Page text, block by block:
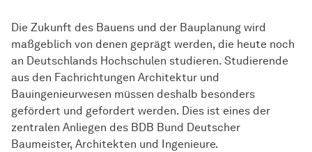
Die Zukunft des Bauens und der Bauplanung wird
maßgeblich von denen geprägt werden, die heute noch
an Deutschlands Hochschulen studieren. Studierende
aus den Fachrichtungen Architektur und
Bauingenieurwesen müssen deshalb besonders
gefördert und gefordert werden. Dies ist eines der
zentralen Anliegen des BDB Bund Deutscher
Baumeister, Architekten und Ingenieure.